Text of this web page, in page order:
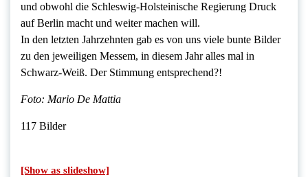
und obwohl die Schleswig-Holsteinische Regierung Druck
auf Berlin macht und weiter machen will.
In den letzten Jahrzehnten gab es von uns viele bunte Bilder
zu den jeweiligen Messem, in diesem Jahr alles mal in
Schwarz-Weiß. Der Stimmung entsprechend?!
Foto: Mario De Mattia
117 Bilder
[Show as slideshow]